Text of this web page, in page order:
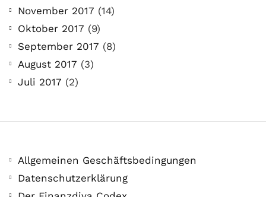
November 2017 (14)
Oktober 2017 (9)
September 2017 (8)
August 2017 (3)
Juli 2017 (2)
Allgemeinen Geschäftsbedingungen
Datenschutzerklärung
21. Juli. 2021
Der Leserbrief der Woche Viele Leser
stellen ganz persönliche Fragen. Vielleicht
hast du auch spezielle Fragen im Kopf?
Aber du hast dich bis jetzt nicht getraut sie